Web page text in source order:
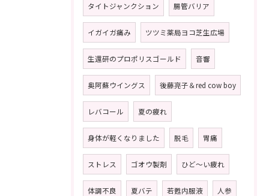
タイトジャンクション 腸管バリア
イガイガ痛み ツツミ薬局ヨコ芝生広場
生還研のプロポリスゴールド 音響
奥阿蘇ウイングス 後藤亮子＆red cow boy
レバコール 夏の疲れ
身体が軽くなりました 脱毛 胃痛
ストレス ゴオウ製剤 ひど〜い疲れ
体調不良 夏バテ 若甦内服液 人参